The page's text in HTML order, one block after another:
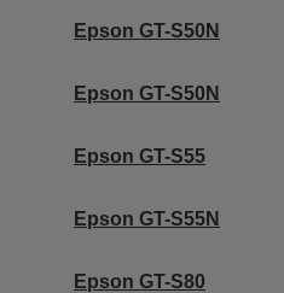
Epson GT-S50N
Epson GT-S50N
Epson GT-S55
Epson GT-S55N
Epson GT-S80